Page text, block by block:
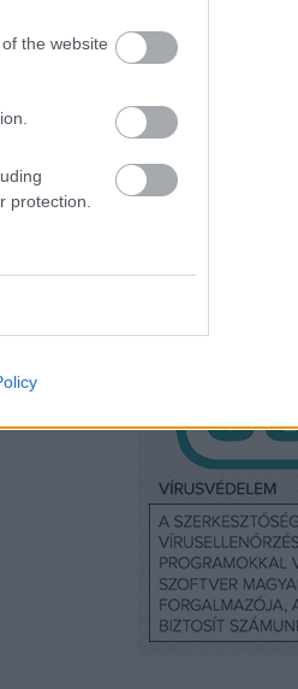
the website
protection.